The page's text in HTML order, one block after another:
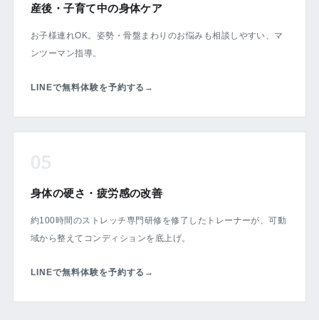
産後・子育て中の身体ケア
お子様連れOK。姿勢・骨盤まわりのお悩みも相談しやすい、マ
ンツーマン指導。
LINEで無料体験を予約する →
05
身体の硬さ・疲労感の改善
約100時間のストレッチ専門研修を修了したトレーナーが、可動
域から整えてコンディションを底上げ。
LINEで無料体験を予約する →